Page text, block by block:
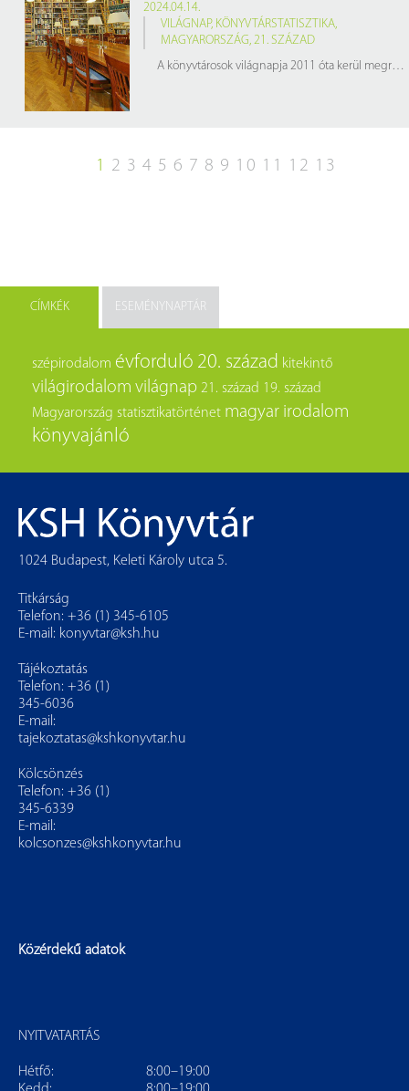
2024.04.14.
VILÁGNAP, KÖNYVTÁRSTATISZTIKA,
MAGYARORSZÁG, 21. SZÁZAD
A könyvtárosok világnapja 2011 óta kerül megrendezésre az American Library Association (Amerikai Könyvtárak Szövetsége – ALA) és az International Federation of Library Associations and Institutions (Könyvtári Egyesületek és Intézmények Nemzetközi Szövetsége – IFLA) kezdeményezésére. Célja, hogy felhívja a figyelmet a könyvtárak és könyvtárosok nyújtotta értékekre. A világnap alkalmából a hazai 2022-es könyvtárstatisztikából hoztunk néhány érdekes adatot, amelyet az alábbi infografikán láthatnak.
1 2 3 4 5 6 7 8 9 10 11 12 13
CÍMKÉK ESEMÉNYNAPTÁR
szépirodalom évforduló 20. század kitekintő
világirodalom világnap 21. század 19. század
Magyarország statisztikatörténet magyar irodalom
könyvajánló
1024 Budapest, Keleti Károly utca 5.
Titkárság
Telefon: +36 (1) 345-6105
E-mail: konyvtar@ksh.hu
Tájékoztatás
Telefon: +36 (1)
345-6036
E-mail:
tajekoztatas@kshkonyvtar.hu
Kölcsönzés
Telefon: +36 (1)
345-6339
E-mail:
kolcsonzes@kshkonyvtar.hu
Közérdekű adatok
NYITVATARTÁS
Hétfő:
8:00–19:00